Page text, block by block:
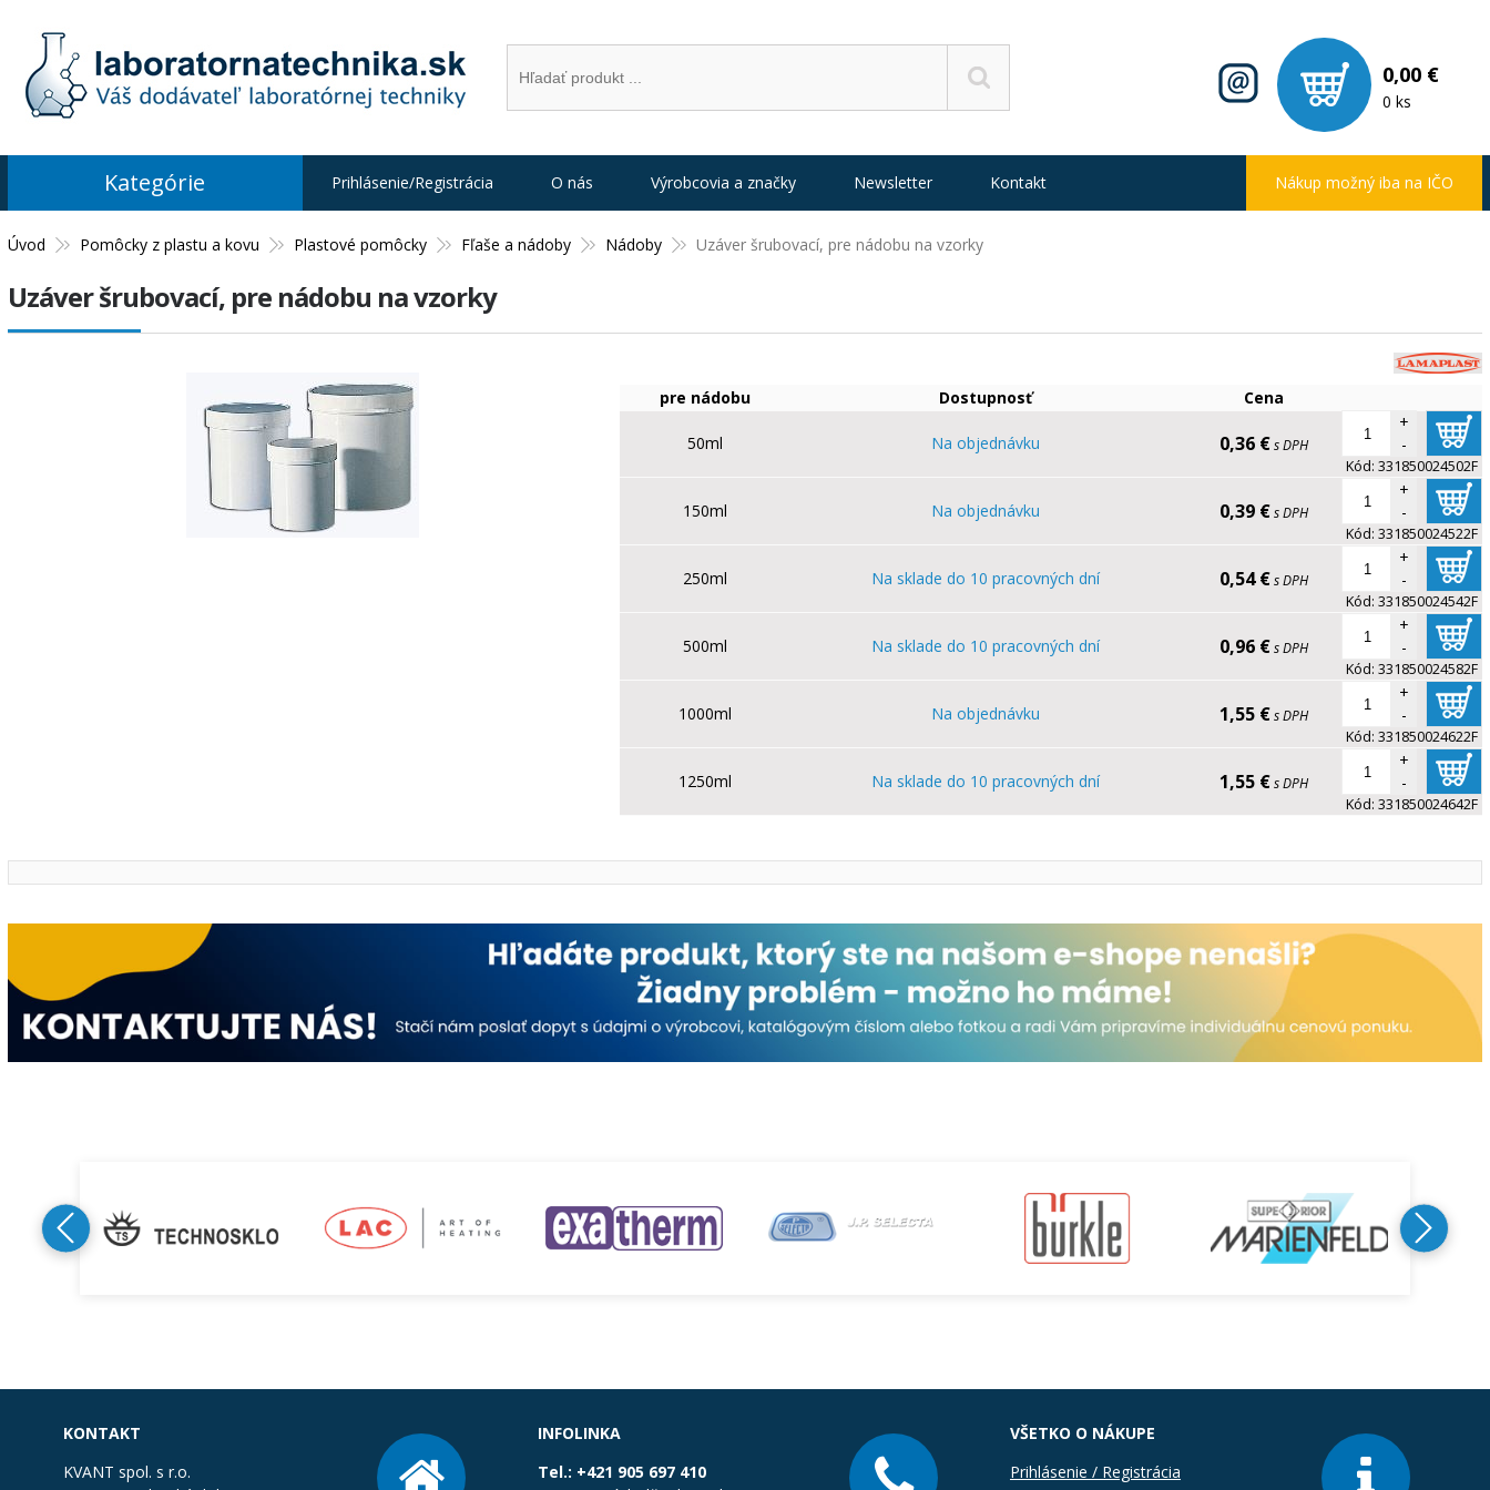
0,00 €
0 ks
Úvod Pomôcky z plastu a kovu Plastové pomôcky Fľaše a nádoby Nádoby Uzáver šrubovací, pre nádobu na vzorky
Uzáver šrubovací, pre nádobu na vzorky
pre nádobu Dostupnosť Cena
50ml Na objednávku 0,36 € s DPH
+
-
Kód: 331850024502F
150ml Na objednávku 0,39 € s DPH
+
-
Kód: 331850024522F
250ml Na sklade do 10 pracovných dní 0,54 € s DPH
+
-
Kód: 331850024542F
500ml Na sklade do 10 pracovných dní 0,96 € s DPH
+
-
Kód: 331850024582F
1000ml Na objednávku 1,55 € s DPH
+
-
Kód: 331850024622F
1250ml Na sklade do 10 pracovných dní 1,55 € s DPH
+
-
Kód: 331850024642F
Kategórie Prihlásenie/Registrácia O nás Výrobcovia a značky Newsletter Kontakt Nákup možný iba na IČO
KONTAKT
KVANT spol. s r.o.
INFOLINKA
Tel.: +421 905 697 410
VŠETKO O NÁKUPE
Prihlásenie / Registrácia